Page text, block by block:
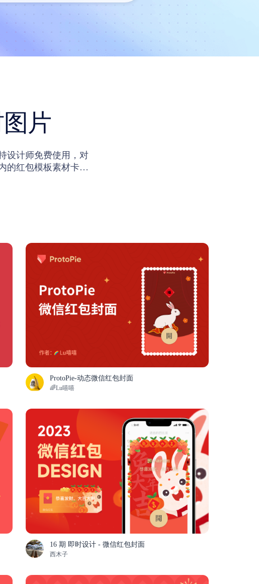
片
设计师免费使用，对
的红包模板素材卡片
到本地使用。
ProtoPie-动态微信红包封面
🌈Lu嘻嘻
16 期 即时设计 - 微信红包封面
西木子